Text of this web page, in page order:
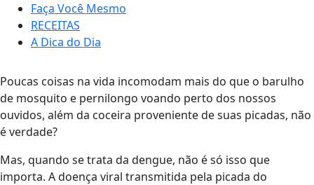
Faça Você Mesmo
RECEITAS
A Dica do Dia
Poucas coisas na vida incomodam mais do que o barulho
de mosquito e pernilongo voando perto dos nossos
ouvidos, além da coceira proveniente de suas picadas, não
é verdade?
Mas, quando se trata da dengue, não é só isso que
importa. A doença viral transmitida pela picada do